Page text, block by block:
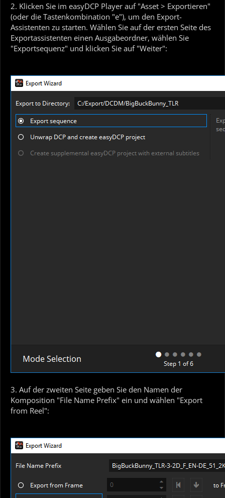
2. Klicken Sie im easyDCP Player auf "Asset > Exportieren"
(oder die Tastenkombination "e"), um den Export-
Assistenten zu starten. Wählen Sie auf der ersten Seite des
Exportassistenten einen Ausgabeordner, wählen Sie
"Exportsequenz" und klicken Sie auf "Weiter":
3. Auf der zweiten Seite geben Sie den Namen der
Komposition "File Name Prefix" ein und wählen "Export
from Reel":